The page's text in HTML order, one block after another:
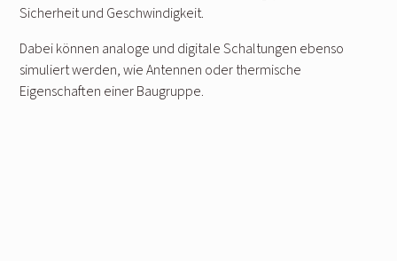
Sicherheit und Geschwindigkeit.
Dabei können analoge und digitale Schaltungen ebenso
simuliert werden, wie Antennen oder thermische
Eigenschaften einer Baugruppe.